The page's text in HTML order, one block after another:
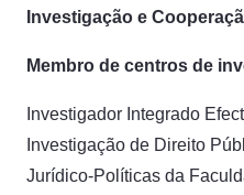
Investigação e
Membro de centros de
Investigador Integrado
Investigação de Direito
Jurídico-Políticas da